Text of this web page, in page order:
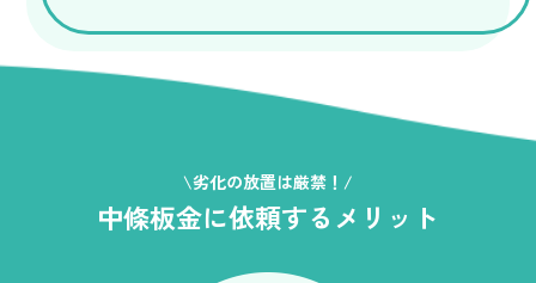
\劣化の放置は厳禁！/
中條板金に依頼するメリット